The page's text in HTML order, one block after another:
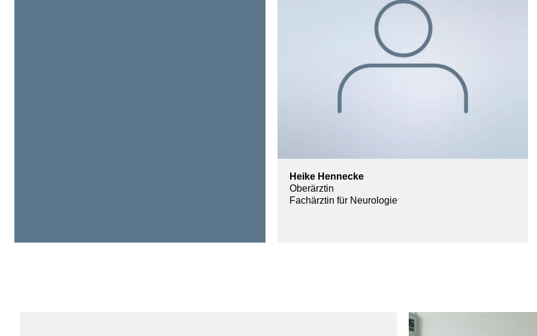
Heike Hennecke
Oberärztin
Fachärztin für Neurologie